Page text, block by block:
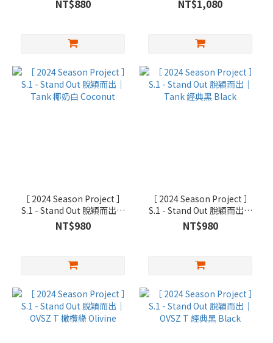
NT$880 NT$1,080
［ 2024 Season Project ］
S.1 - Stand Out 脫穎而出｜
Tank 椰奶白 Coconut
NT$980
［ 2024 Season Project ］
S.1 - Stand Out 脫穎而出｜
Tank 經典黑 Black
NT$980